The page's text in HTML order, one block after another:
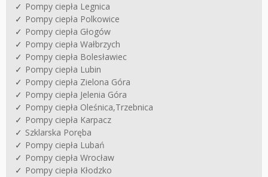
Pompy ciepła Legnica
Pompy ciepła Polkowice
Pompy ciepła Głogów
Pompy ciepła Wałbrzych
Pompy ciepła Bolesławiec
Pompy ciepła Lubin
Pompy ciepła Zielona Góra
Pompy ciepła Jelenia Góra
Pompy ciepła Oleśnica,Trzebnica
Pompy ciepła Karpacz
Szklarska Poręba
Pompy ciepła Lubań
Pompy ciepła Wrocław
Pompy ciepła Kłodzko